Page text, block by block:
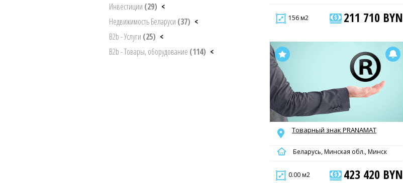
Инвестиции (29) <
Недвижимость Беларуси (37) <
B2b - Услуги (25) <
B2b - Товары, оборудование (114) <
156 м2 211 710 BYN
Товарный знак PRANAMAT
Беларусь, Минская обл., Минск
0.00 м2 423 420 BYN